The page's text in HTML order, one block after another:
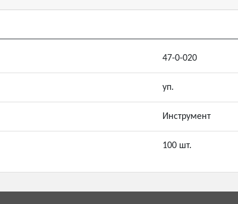
47-0-020
уп.
Инструмент
100 шт.